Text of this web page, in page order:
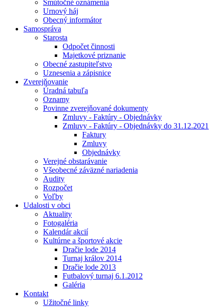
Smútočné oznámenia
Urnový háj
Obecný informátor
Samospráva
Starosta
Odpočet činnosti
Majetkové priznanie
Obecné zastupiteľstvo
Uznesenia a zápisnice
Zverejňovanie
Úradná tabuľa
Oznamy
Povinne zverejňované dokumenty
Zmluvy - Faktúry - Objednávky
Zmluvy - Faktúry - Objednávky do 31.12.2021
Faktury
Zmluvy
Objednávky
Verejné obstarávanie
Všeobecné záväzné nariadenia
Audity
Rozpočet
Voľby
Udalosti v obci
Aktuality
Fotogaléria
Kalendár akcií
Kultúrne a športové akcie
Dračie lode 2014
Turnaj králov 2014
Dračie lode 2013
Futbalový turnaj 6.1.2012
Galéria
Kontakt
Užitočné linky